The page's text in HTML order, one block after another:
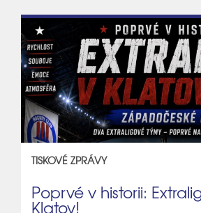
TISKOVÉ ZPRÁVY
Poprvé v historii:
Klatov!